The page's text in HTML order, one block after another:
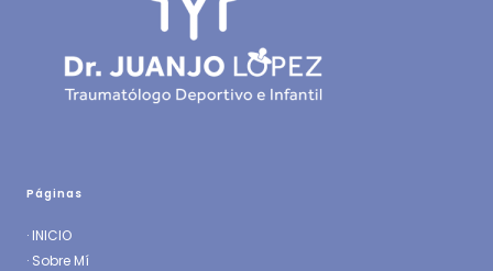
Páginas
· INICIO
· Sobre Mí